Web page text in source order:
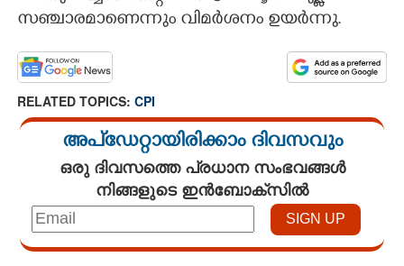
സഞ്ചാരമാണെന്നും വിമർശനം ഉയർന്നു.
RELATED TOPICS: CPI
അപ്ഡേറ്റായിരിക്കാം ദിവസവും
ഒരു ദിവസത്തെ പ്രധാന സംഭവങ്ങൾ
നിങ്ങളുടെ ഇൻബോക്സിൽ